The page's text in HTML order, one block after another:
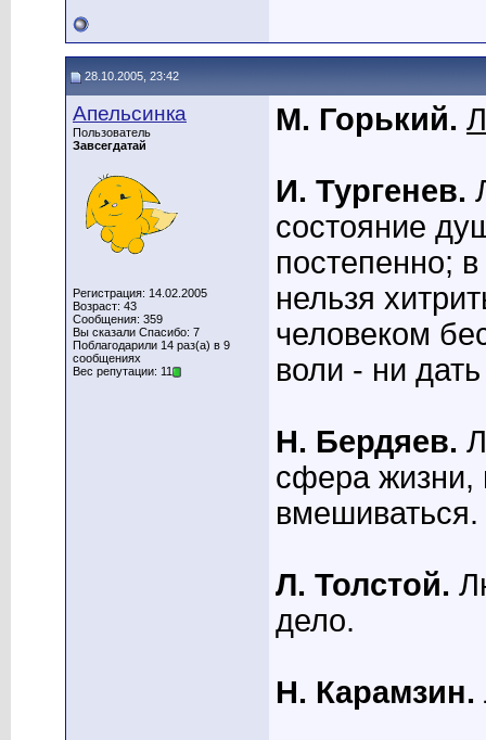
28.10.2005, 23:42
Апельсинка
Пользователь
Завсегдатай
Регистрация: 14.02.2005
Возраст: 43
Сообщения: 359
Вы сказали Спасибо: 7
Поблагодарили 14 раз(а) в 9
сообщениях
Вес репутации: 11
М. Горький.
И. Тургенев.
состояние
постепенно;
нельзя
человеком
воли - ни
Н. Бердяев.
сфера жизни,
вмешиваться.
Л. Толстой.
дело.
Н. Карамзин.